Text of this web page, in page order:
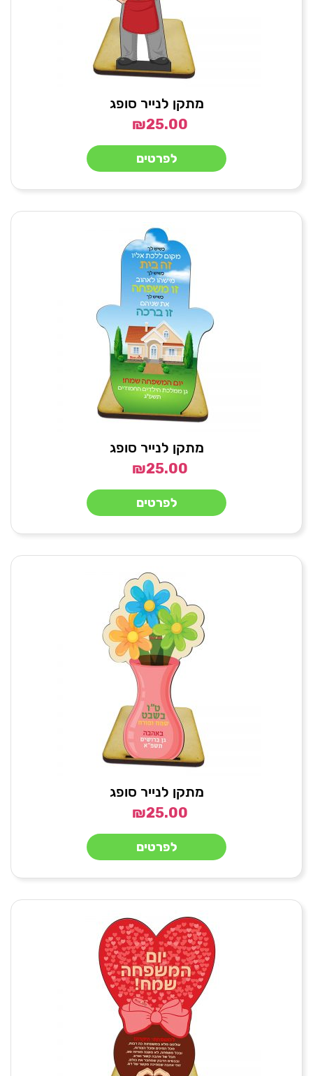
מתקן לנייר סופג
₪25.00
לפרטים
מתקן לנייר סופג
₪25.00
לפרטים
מתקן לנייר סופג
₪25.00
לפרטים